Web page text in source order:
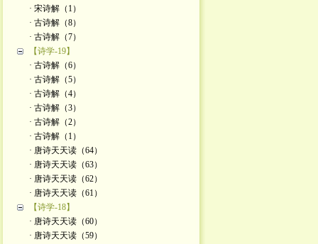
· 宋诗解（1）
· 古诗解（8）
· 古诗解（7）
【诗学-19】
· 古诗解（6）
· 古诗解（5）
· 古诗解（4）
· 古诗解（3）
· 古诗解（2）
· 古诗解（1）
· 唐诗天天读（64）
· 唐诗天天读（63）
· 唐诗天天读（62）
· 唐诗天天读（61）
【诗学-18】
· 唐诗天天读（60）
· 唐诗天天读（59）